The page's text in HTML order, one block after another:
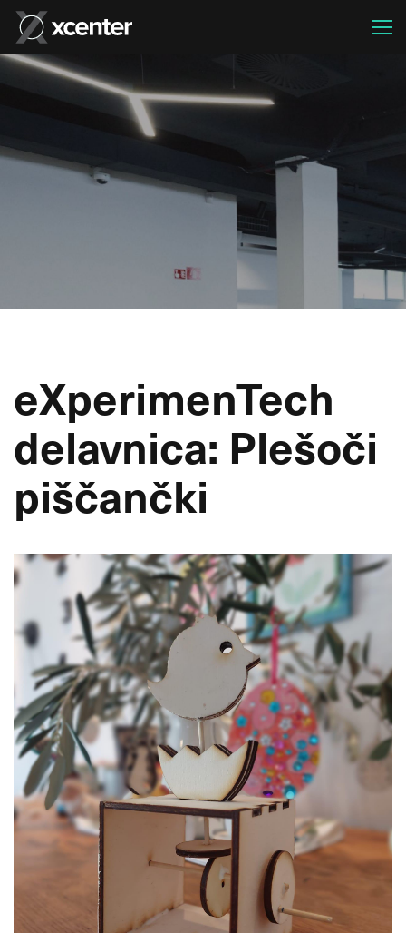
eXperimenTech
delavnica: Plešoči
piščančki